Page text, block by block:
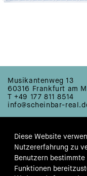
Diese Website
Nutzererfahrung zu
Benutzern bestimmte
Funktionen
Musikantenweg 13
60316 Frankfurt am
T +49 177 811 8514
info@scheinbar-
IMPRESSUM
DATENSCHUTZ